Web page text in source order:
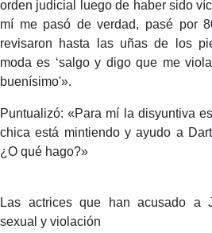
orden judicial luego de haber sido
mí me pasó de verdad, pasé por
revisaron hasta las uñas de los
moda es ‘salgo y digo que me
buenísimo'».
Puntualizó: «Para mí la disyuntiva
chica está mintiendo y ayudo a
¿O qué hago?»
Las actrices que han acusado a
sexual y violación